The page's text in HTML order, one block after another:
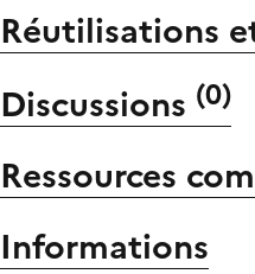
Réutilisations
Discussions (0)
Ressources
Informations